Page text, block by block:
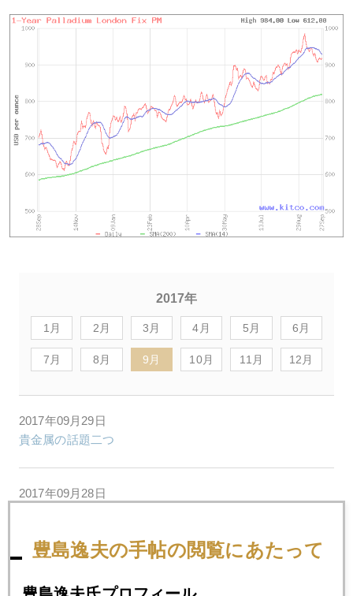
2017年
1月 2月 3月 4月 5月 6月
7月 8月 9月 10月 11月 12月
2017年09月29日
貴金属の話題二つ
2017年09月28日
利上げ確率急上昇、１０月混乱リスクも
豊島逸夫の手帖の閲覧にあたって